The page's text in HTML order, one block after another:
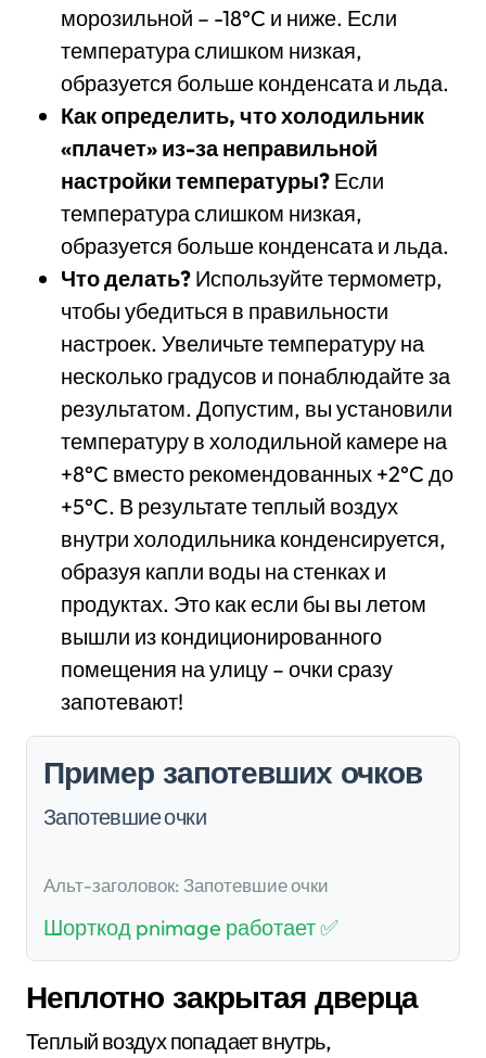
морозильной – -18°C и ниже. Если
температура слишком низкая,
образуется больше конденсата и льда.
Как определить, что холодильник
«плачет» из-за неправильной
настройки температуры? Если
температура слишком низкая,
образуется больше конденсата и льда.
Что делать? Используйте термометр,
чтобы убедиться в правильности
настроек. Увеличьте температуру на
несколько градусов и понаблюдайте за
результатом. Допустим, вы установили
температуру в холодильной камере на
+8°C вместо рекомендованных +2°C до
+5°C. В результате теплый воздух
внутри холодильника конденсируется,
образуя капли воды на стенках и
продуктах. Это как если бы вы летом
вышли из кондиционированного
помещения на улицу – очки сразу
запотевают!
Пример запотевших очков
Запотевшие очки
Альт-заголовок: Запотевшие очки
Шорткод pnimage работает ✅
Неплотно закрытая дверца
Теплый воздух попадает внутрь,